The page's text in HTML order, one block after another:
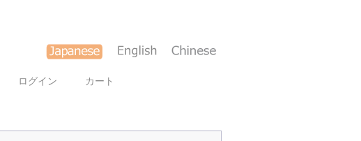
ログイン カート